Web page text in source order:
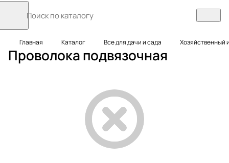
Главная Каталог Все для дачи и сада Хозяйственный
Проволока подвязочная